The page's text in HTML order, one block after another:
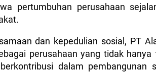
pertumbuhan perusahaan
dan kepedulian sosial, PT
perusahaan yang tidak
dalam pembangunan